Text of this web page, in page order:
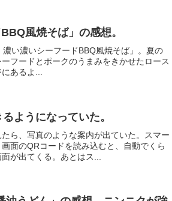
風焼そば」の感想。
い濃いシーフードBBQ風焼そば」。夏の
フードとポークのうまみをきかせたロース
あるよ...
ようになっていた。
ら、写真のような案内が出ていた。スマー
面のQRコードを読み込むと、自動でくら
が出てくる。あとはス...